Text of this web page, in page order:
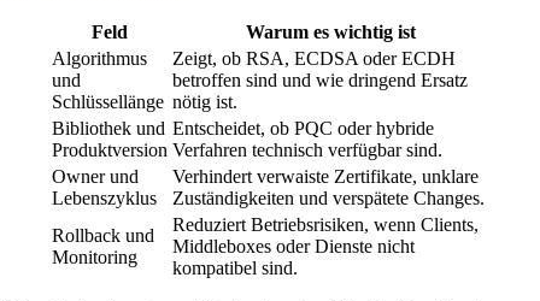
Feld
Warum es wichtig ist
Algorithmus
und
Schlüssellänge
Zeigt, ob RSA, ECDSA oder ECDH
betroffen sind und wie dringend Ersatz
nötig ist.
Bibliothek und
Produktversion
Entscheidet, ob PQC oder hybride
Verfahren technisch verfügbar sind.
Owner und
Lebenszyklus
Verhindert verwaiste Zertifikate, unklare
Zuständigkeiten und verspätete Changes.
Rollback und
Monitoring
Reduziert Betriebsrisiken, wenn Clients,
Middleboxes oder Dienste nicht
kompatibel sind.